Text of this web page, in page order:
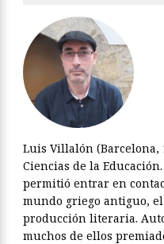
Luis Villalón (Barcelona,
Ciencias de la
permitió entrar en
mundo griego antiguo,
producción literaria.
muchos de ellos